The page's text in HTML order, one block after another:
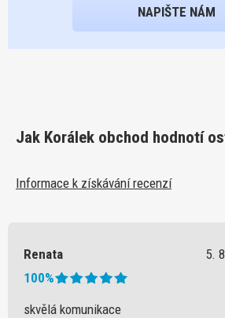
NAPIŠTE NÁM
Jak Korálek obchod hodnotí
Informace k získávání recenzí
Renata
5.
100%
skvělá komunikace